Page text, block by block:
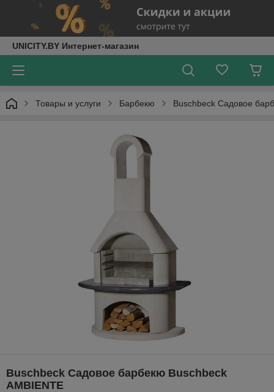
UNICITY.BY Интернет-магазин
Товары и услуги Барбекю Buschbeck Садовое
Buschbeck Садовое барбекю Buschbeck
AMBIENTE